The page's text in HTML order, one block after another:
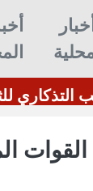
أخبار